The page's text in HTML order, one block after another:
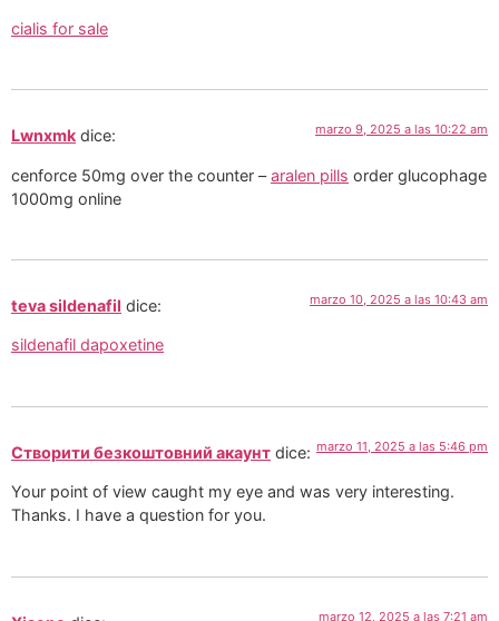
cialis for sale
Lwnxmk dice: marzo 9, 2025 a las 10:22 am
cenforce 50mg over the counter –aralen pills order glucophage
1000mg online
teva sildenafil dice: marzo 10, 2025 a las 10:43 am
sildenafil dapoxetine
Створити безкоштовний акаунт dice: marzo 11, 2025 a las 5:46 pm
Your point of view caught my eye and was very interesting.
Thanks. I have a question for you.
marzo 12, 2025 a las 7:21 am